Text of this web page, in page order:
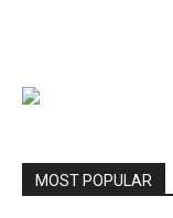
MOST POPULAR